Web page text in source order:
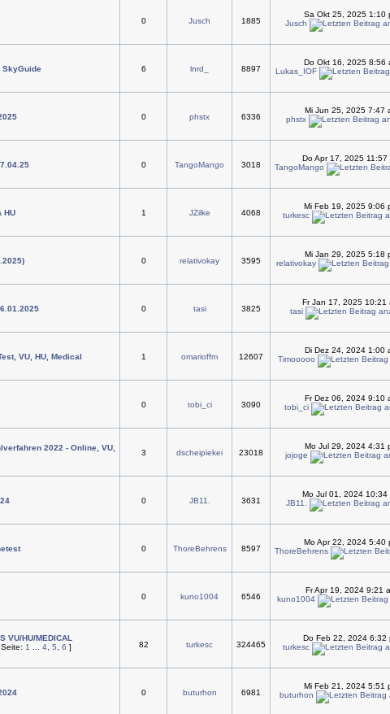
0 Jusch 1885
Sa Okt 25, 2025 1:10
Jusch
SkyGuide 6 lnrd_ 8897
Do Okt 16, 2025 8:56
Lukas_IOF
0 phstx 6336
Mi Jun 25, 2025 7:47
phstx
0 TangoMango 3018
Do Apr 17, 2025 11:57
TangoMango
HU 1 JZilke 4068
Mi Feb 19, 2025 9:06
turkesc
0 relativokay 3595
Mi Jan 29, 2025 5:18
relativokay
0 tasi 3825
Fr Jan 17, 2025 10:21
tasi
VU, HU, Medical 1 omarioffm 12607
Di Dez 24, 2024 1:00
Timooooo
0 tobi_ci 3090
Fr Dez 06, 2024 9:10
tobi_ci
2022 - Online, VU,
3 dscheipiekei 23018
Mo Jul 29, 2024 4:31
jojoge
0 JB11. 3631
Mo Jul 01, 2024 10:34
JB11.
0 ThoreBehrens 8597
Mo Apr 22, 2024 5:40
ThoreBehrens
0 kuno1004 6546
Fr Apr 19, 2024 9:21
kuno1004
VU/HU/MEDICAL
1 4 5 6 ] 82 turkesc 324465
Do Feb 22, 2024 6:32
turkesc
0 buturhon 6981
Mi Feb 21, 2024 5:51
buturhon